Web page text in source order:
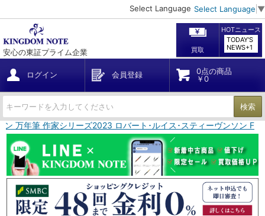
Select Language Select Language ▼
安心の東証プライム企業 買取
HOTニュース
TODAY'S
NEWS+1
ログイン 会員登録
0点の商品
￥0
検索
万年筆 作家シリーズ2023 ロバート･ルイス･スティーヴンソン F